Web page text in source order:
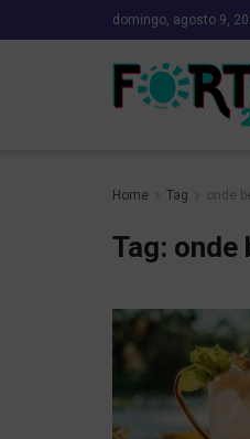
domingo, agosto 9,
Home Tag onde
Tag: onde